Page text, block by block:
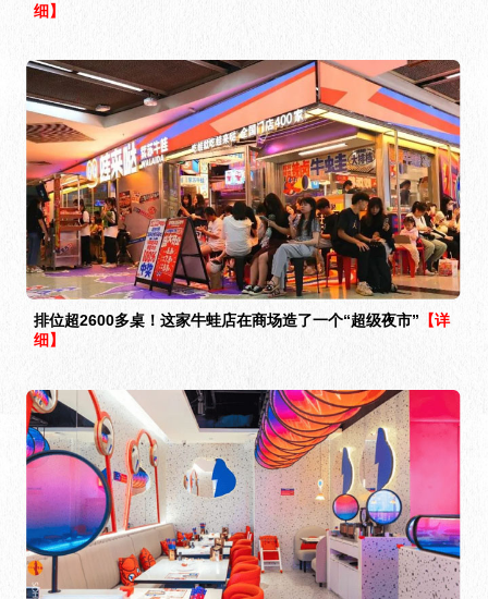
排位超2600多桌！这家牛蛙店在商场造了一个“超级夜市”【详
细】
2022年中国餐饮加盟品牌TOP100发布，蛙来哒连续4年上
榜！
【详细】